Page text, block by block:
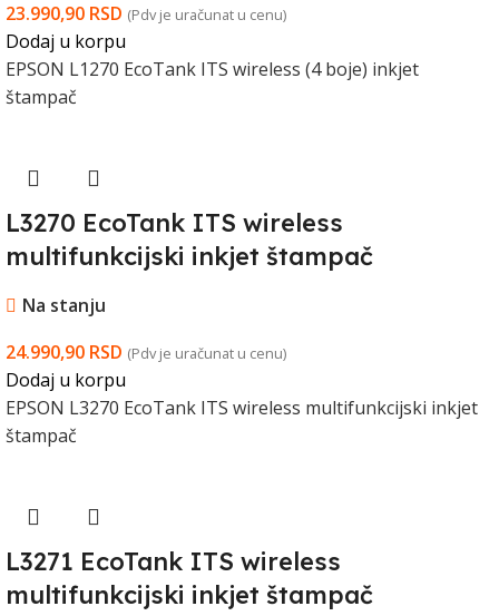
23.990,90 RSD (Pdv je uračunat u cenu)
Dodaj u korpu
EPSON L1270 EcoTank ITS wireless (4 boje) inkjet
štampač
L3270 EcoTank ITS wireless
multifunkcijski inkjet štampač
Na stanju
24.990,90 RSD (Pdv je uračunat u cenu)
Dodaj u korpu
EPSON L3270 EcoTank ITS wireless multifunkcijski inkjet
štampač
L3271 EcoTank ITS wireless
multifunkcijski inkjet štampač